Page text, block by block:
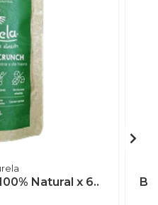
Natural x 6.. B-